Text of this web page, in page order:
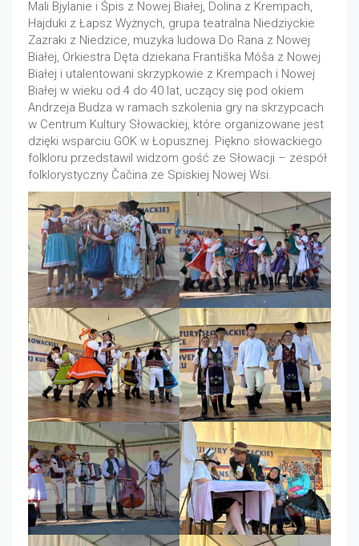
Mali Bjylanie i Śpis z Nowej Białej, Dolina z Krempach,
Hajduki z Łapsz Wyżnych, grupa teatralna Niedziyckie
Zazraki z Niedzice, muzyka ludowa Do Rana z Nowej
Białej, Orkiestra Dęta dziekana Františka Móša z Nowej
Białej i utalentowani skrzypkowie z Krempach i Nowej
Białej w wieku od 4 do 40 lat, uczący się pod okiem
Andrzeja Budza w ramach szkolenia gry na skrzypcach
w Centrum Kultury Słowackiej, które organizowane jest
dzięki wsparciu GOK w Łopusznej. Piękno słowackiego
folkloru przedstawil widzom gość ze Słowacji – zespół
folklorystyczny Čačina ze Spiskiej Nowej Wsi.